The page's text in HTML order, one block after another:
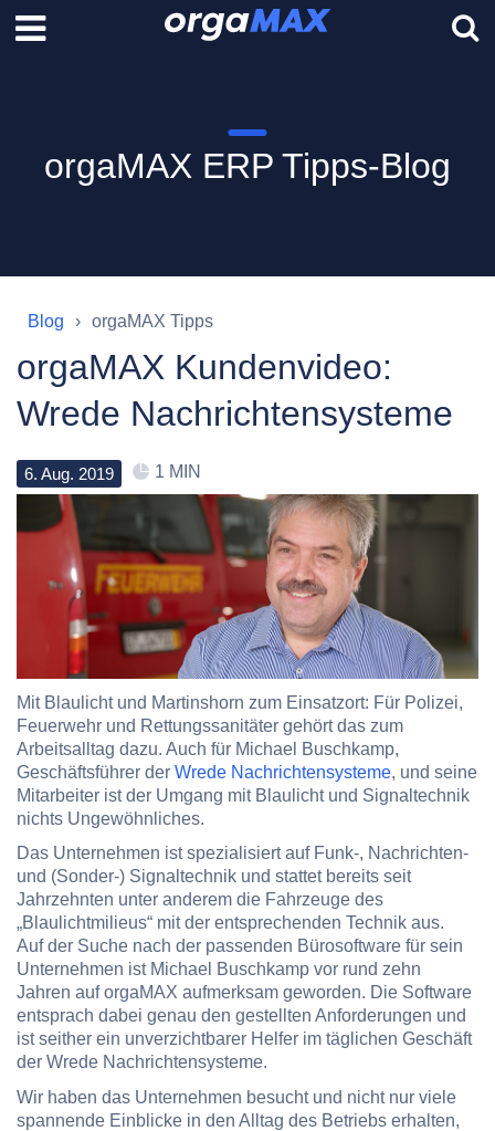
orgaMAX ERP Tipps-Blog
Blog orgaMAX Tipps
orgaMAX Kundenvideo:
Wrede Nachrichtensysteme
6. Aug. 2019 1 MIN
Mit Blaulicht und Martinshorn zum Einsatzort: Für Polizei,
Feuerwehr und Rettungssanitäter gehört das zum
Arbeitsalltag dazu. Auch für Michael Buschkamp,
Geschäftsführer der Wrede Nachrichtensysteme, und seine
Mitarbeiter ist der Umgang mit Blaulicht und Signaltechnik
nichts Ungewöhnliches.
Das Unternehmen ist spezialisiert auf Funk-, Nachrichten-
und (Sonder-) Signaltechnik und stattet bereits seit
Jahrzehnten unter anderem die Fahrzeuge des
„Blaulichtmilieus“ mit der entsprechenden Technik aus.
Auf der Suche nach der passenden Bürosoftware für sein
Unternehmen ist Michael Buschkamp vor rund zehn
Jahren auf orgaMAX aufmerksam geworden. Die Software
entsprach dabei genau den gestellten Anforderungen und
ist seither ein unverzichtbarer Helfer im täglichen Geschäft
der Wrede Nachrichtensysteme.
Wir haben das Unternehmen besucht und nicht nur viele
spannende Einblicke in den Alltag des Betriebs erhalten,